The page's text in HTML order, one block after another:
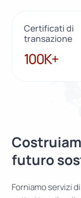
Certificati di
transazione
100K+
100K+
futuro
Forniamo servizi